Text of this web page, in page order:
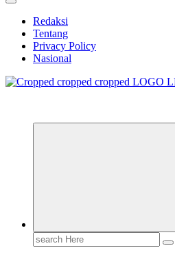
Redaksi
Tentang
Privacy Policy
Nasional
Search
for: